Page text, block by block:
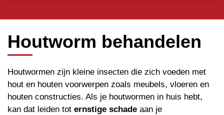
Houtworm behandelen
Houtwormen zijn kleine insecten die zich voeden met
hout en houten voorwerpen zoals meubels, vloeren en
houten constructies. Als je houtwormen in huis hebt,
kan dat leiden tot ernstige schade aan je